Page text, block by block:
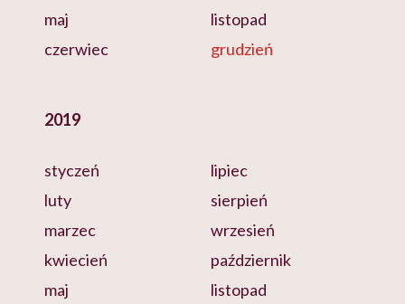
maj
czerwiec
listopad
grudzień
2019
styczeń
luty
marzec
kwiecień
maj
lipiec
sierpień
wrzesień
październik
listopad